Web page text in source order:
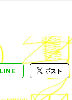
LINE ポスト